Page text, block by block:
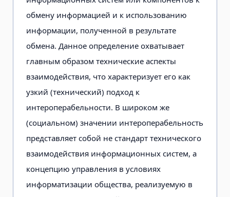
обмену информацией и к использованию
информации, полученной в результате
обмена. Данное определение охватывает
главным образом технические аспекты
взаимодействия, что характеризует его как
узкий (технический) подход к
интероперабельности. В широком же
(социальном) значении интероперабельность
представляет собой не стандарт технического
взаимодействия информационных систем, а
концепцию управления в условиях
информатизации общества, реализуемую в